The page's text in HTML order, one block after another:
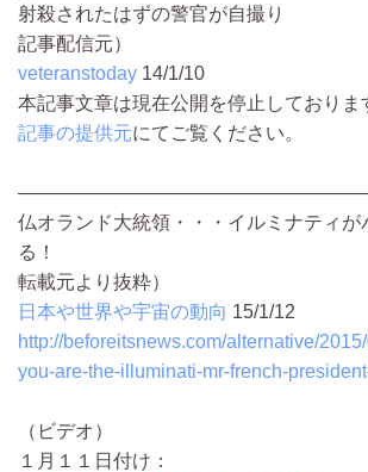
射殺されたはずの警官が自撮り
記事配信元）
veteranstoday 14/1/10
本記事文章は現在公開を停止しておりま
記事の提供元にてご覧ください。
仏オランド大統領・・・イルミナティが
る！
転載元より抜粋）
日本や世界や宇宙の動向 15/1/12
http://beforeitsnews.com/alternative/
you-are-the-illuminati-mr-french-
（ビデオ）
１月１１日付け：